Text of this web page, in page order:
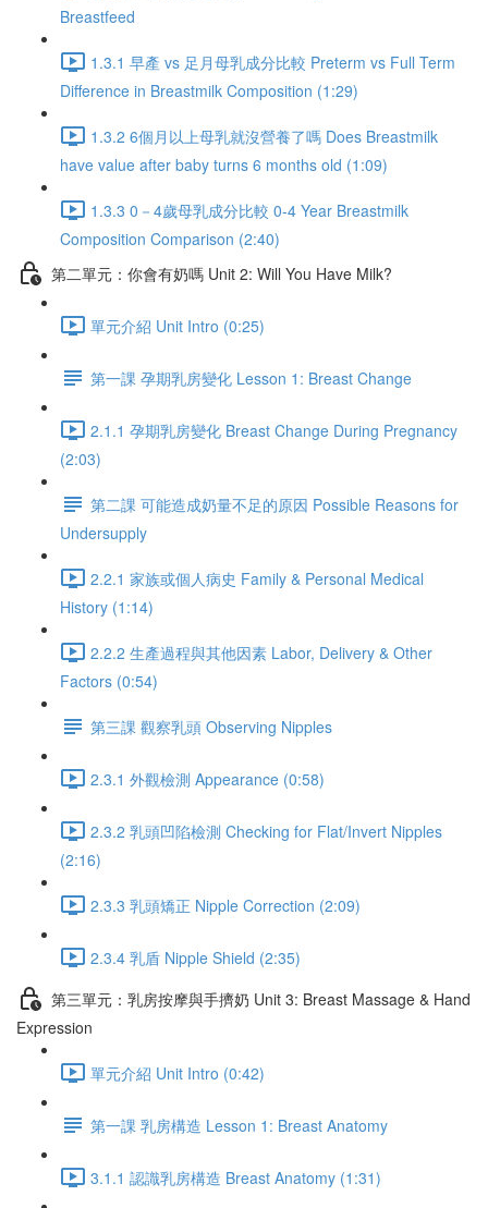
Breastfeed
1.3.1 早產 vs 足月母乳成分比較 Preterm vs Full Term
Difference in Breastmilk Composition (1:29)
1.3.2 6個月以上母乳就沒營養了嗎 Does Breastmilk
have value after baby turns 6 months old (1:09)
1.3.3 0－4歲母乳成分比較 0-4 Year Breastmilk
Composition Comparison (2:40)
第二單元：你會有奶嗎 Unit 2: Will You Have Milk?
單元介紹 Unit Intro (0:25)
第一課 孕期乳房變化 Lesson 1: Breast Change
2.1.1 孕期乳房變化 Breast Change During Pregnancy
(2:03)
第二課 可能造成奶量不足的原因 Possible Reasons for
Undersupply
2.2.1 家族或個人病史 Family & Personal Medical
History (1:14)
2.2.2 生產過程與其他因素 Labor, Delivery & Other
Factors (0:54)
第三課 觀察乳頭 Observing Nipples
2.3.1 外觀檢測 Appearance (0:58)
2.3.2 乳頭凹陷檢測 Checking for Flat/Invert Nipples
(2:16)
2.3.3 乳頭矯正 Nipple Correction (2:09)
2.3.4 乳盾 Nipple Shield (2:35)
第三單元：乳房按摩與手擠奶 Unit 3: Breast Massage & Hand
Expression
單元介紹 Unit Intro (0:42)
第一課 乳房構造 Lesson 1: Breast Anatomy
3.1.1 認識乳房構造 Breast Anatomy (1:31)